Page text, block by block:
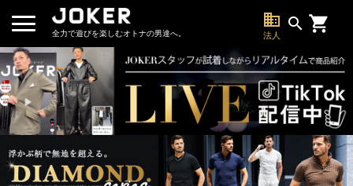
全力で遊びを楽しむオトナの男達へ。
business
法人
search